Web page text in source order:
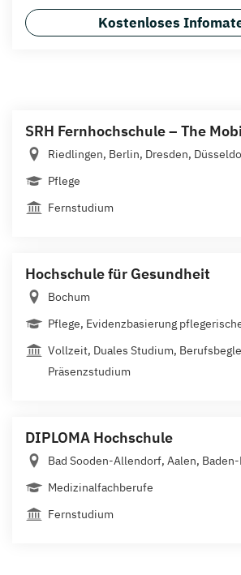
Kostenloses
SRH Fernhochschule – The
Riedlingen, Berlin, Dresden,
Pflege
Fernstudium
Hochschule für Gesundheit
Bochum
Pflege, Evidenzbasierung
Vollzeit, Duales Studium,
Präsenzstudium
DIPLOMA Hochschule
Bad Sooden-Allendorf, Aalen,
Medizinalfachberufe
Fernstudium